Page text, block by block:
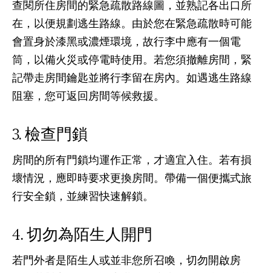
查閱所住房間的緊急疏散路線圖，並熟記各出口所
在，以便規劃逃生路線。由於您在緊急疏散時可能
會置身於漆黑或濃煙環境，故行李中應有一個電
筒，以備火災或停電時使用。若您須撤離房間，緊
記帶走房間鑰匙並將行李留在房內。如遇逃生路線
阻塞，您可返回房間等候救援。
檢查門鎖
房間的所有門鎖均運作正常，才適宜入住。若有損
壞情況，應即時要求更換房間。帶備一個便攜式旅
行安全鎖，並練習快速解鎖。
切勿為陌生人開門
若門外者是陌生人或並非您所召喚，切勿開啟房